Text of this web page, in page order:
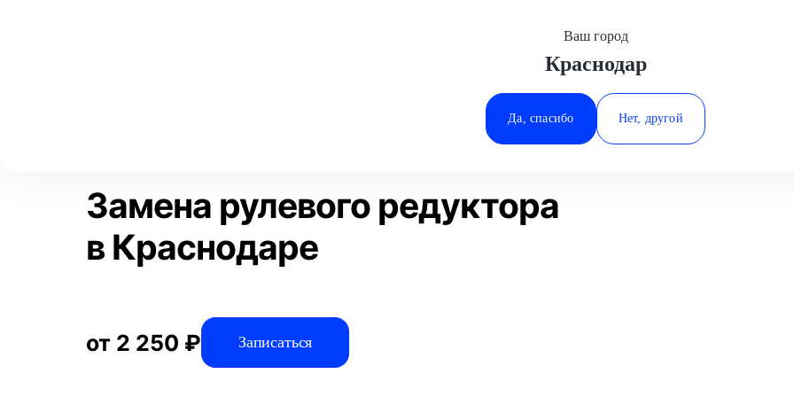
Минеральные Воды
Ростов-на-Дону
Ставрополь
Ваш город
Краснодар
Да, спасибо Нет, другой
Замена рулевого редуктора
Статьи
Замена рулевого редуктора
в Краснодаре
от 2 250 ₽ Записаться